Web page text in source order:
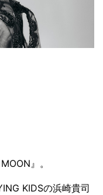
』。
KIDSの浜崎貴司